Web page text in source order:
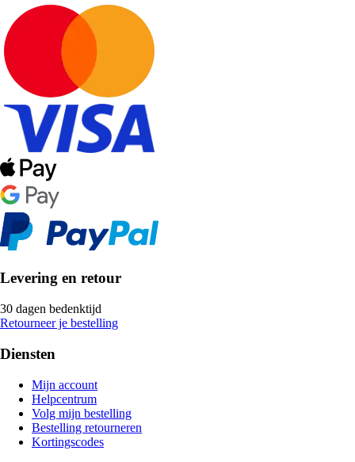
Levering en retour
30 dagen bedenktijd
Retourneer je bestelling
Diensten
Mijn account
Helpcentrum
Volg mijn bestelling
Bestelling retourneren
Kortingscodes